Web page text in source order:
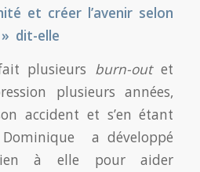
et créer l’avenir selon
dit-elle
plusieurs burn-outet
plusieurs années,
accident et s’en étant
a développé
à elle pour aider